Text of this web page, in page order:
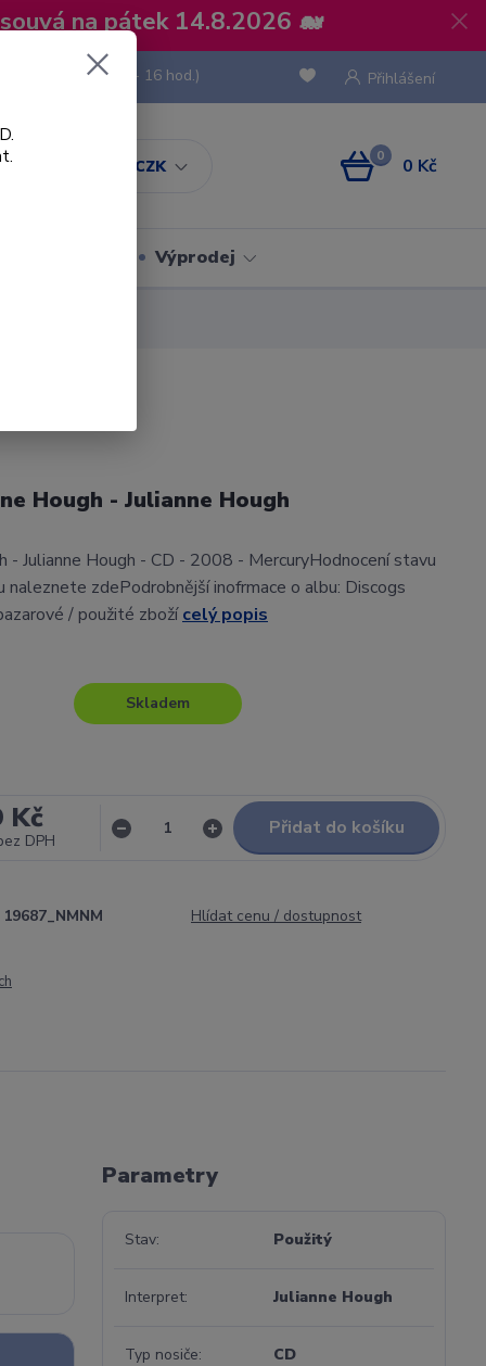
na pátek 14.8.2026 🐋
CZK
Přihlášení
(Po-Pá, 8 - 16 hod.)
0 0 Kč
Výprodej
Hough - Julianne Hough
- Julianne Hough - CD - 2008 - MercuryHodnocení stavu
naleznete zdePodrobnější inofrmace o albu: Discogs
/ použité zbožícelý popis
Skladem
Kč
DPH
Přidat do košíku
19687_NMNM Hlídat cenu / dostupnost
Parametry
Stav Použitý
Interpret Julianne Hough
Typ nosiče CD